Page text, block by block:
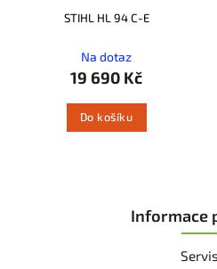
STIHL HL 94 C-E
Na dotaz
19 690 Kč
Do košíku
Informace
Servis